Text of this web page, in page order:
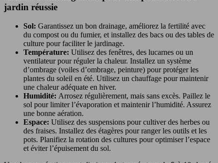
jardin réussie
Sol: Garantissez un bon drainage, améliorez la fertilité avec
du compost ou du fumier, et installez des bacs ou des tables de
culture pour faciliter le jardinage.
Température: Utilisez des fenêtres, des lucarnes ou un
ventilateur pour réguler la chaleur. Installez un système
d’ombrage (voiles d’ombrage, peinture) pour protéger les
plantes du soleil en été. Utilisez un chauffage pour maintenir
une chaleur adéquate en hiver.
Humidité: Arrosez régulièrement, mais sans excès. Paillez le
sol pour limiter l’évaporation et maintenir l’humidité. Assurez
une bonne aération.
Espace: Utilisez des suspensions pour cultiver des herbes ou
des fraises. Installez des étagères pour ranger les outils et les
pots. Planifiez la rotation des cultures pour optimiser l’espace
et éviter l’épuisement du sol.